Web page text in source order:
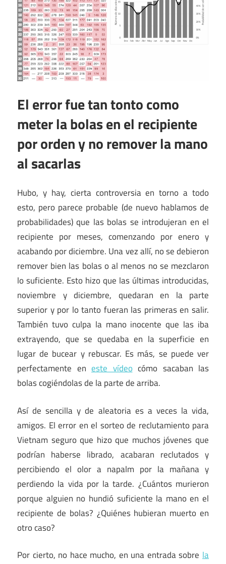
El error fue tan tonto como
meter la bolas en el recipiente
por orden y no remover la mano
al sacarlas
Hubo, y hay, cierta controversia en torno a todo
esto, pero parece probable (de nuevo hablamos de
probabilidades) que las bolas se introdujeran en el
recipiente por meses, comenzando por enero y
acabando por diciembre. Una vez allí, no se debieron
remover bien las bolas o al menos no se mezclaron
lo suficiente. Esto hizo que las últimas introducidas,
noviembre y diciembre, quedaran en la parte
superior y por lo tanto fueran las primeras en salir.
También tuvo culpa la mano inocente que las iba
extrayendo, que se quedaba en la superficie en
lugar de bucear y rebuscar. Es más, se puede ver
perfectamente en este vídeocómo sacaban las
bolas cogiéndolas de la parte de arriba.
Así de sencilla y de aleatoria es a veces la vida,
amigos. El error en el sorteo de reclutamiento para
Vietnam seguro que hizo que muchos jóvenes que
podrían haberse librado, acabaran reclutados y
percibiendo el olor a napalm por la mañana y
perdiendo la vida por la tarde. ¿Cuántos murieron
porque alguien no hundió suficiente la mano en el
recipiente de bolas? ¿Quiénes hubieran muerto en
otro caso?
Por cierto, no hace mucho, en una entrada sobre la